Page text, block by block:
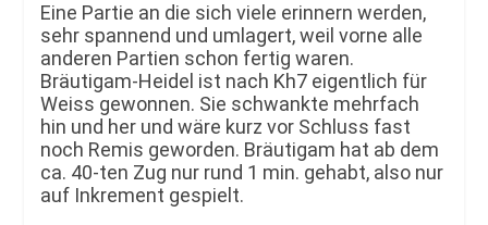
Eine Partie an die sich viele erinnern werden,
sehr spannend und umlagert, weil vorne alle
anderen Partien schon fertig waren.
Bräutigam-Heidel ist nach Kh7 eigentlich für
Weiss gewonnen. Sie schwankte mehrfach
hin und her und wäre kurz vor Schluss fast
noch Remis geworden. Bräutigam hat ab dem
ca. 40-ten Zug nur rund 1 min. gehabt, also nur
auf Inkrement gespielt.